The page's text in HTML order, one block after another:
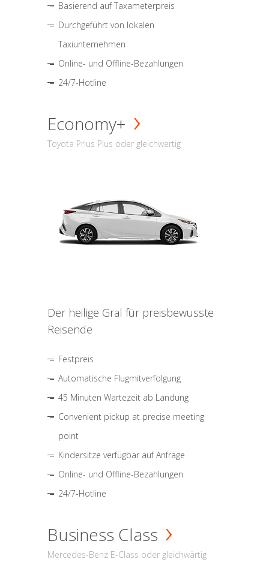
Basierend auf Taxameterpreis
Durchgeführt von lokalen
Taxiunternehmen
Online- und Offline-Bezahlungen
24/7-Hotline
Economy+
Toyota Prius Plus oder gleichwertig
Der heilige Gral für preisbewusste
Reisende
Festpreis
Automatische Flugmitverfolgung
45 Minuten Wartezeit ab Landung
Convenient pickup at precise meeting
point
Kindersitze verfügbar auf Anfrage
Online- und Offline-Bezahlungen
24/7-Hotline
Business Class
Mercedes-Benz E-Class oder gleichwärtig